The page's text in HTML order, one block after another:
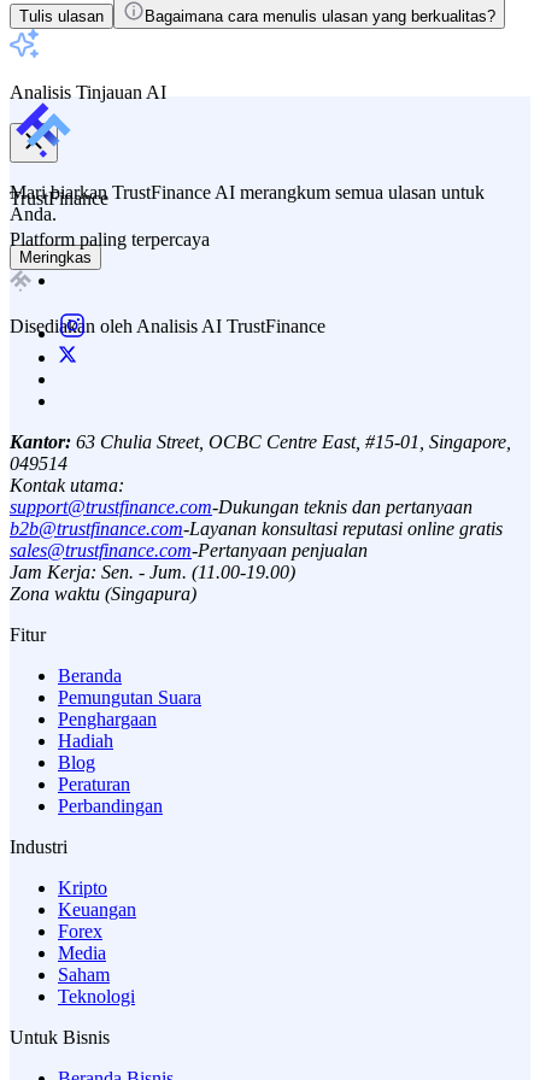
Tulis ulasan Bagaimana cara menulis ulasan yang berkualitas?
Analisis Tinjauan AI
Mari biarkan TrustFinance AI merangkum semua ulasan untuk
Anda.
Meringkas
Disediakan oleh Analisis AI TrustFinance
TrustFinance
Platform paling terpercaya
Kantor: 63 Chulia Street, OCBC Centre East, #15-01, Singapore,
049514
Kontak utama:
support@trustfinance.com-Dukungan teknis dan pertanyaan
b2b@trustfinance.com-Layanan konsultasi reputasi online gratis
sales@trustfinance.com-Pertanyaan penjualan
Jam Kerja: Sen. - Jum. (11.00-19.00)
Zona waktu (Singapura)
Fitur
Beranda
Pemungutan Suara
Penghargaan
Hadiah
Blog
Peraturan
Perbandingan
Industri
Kripto
Keuangan
Forex
Media
Saham
Teknologi
Untuk Bisnis